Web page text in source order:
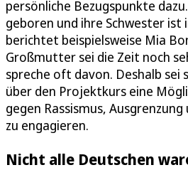
persönliche Bezugspunkte
geboren und ihre Schwester ist
berichtet beispielsweise Mia
Großmutter sei die Zeit noch
spreche oft davon. Deshalb sei
über den Projektkurs eine
gegen Rassismus,
zu engagieren.
Nicht alle Deutschen